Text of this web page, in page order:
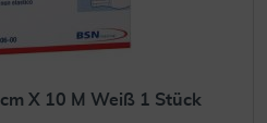
X 10 M Weiß 1 Stück